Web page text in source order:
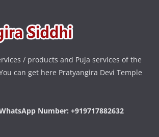
/ products and Puja services of the
can get here Pratyangira Devi Temple
Number: +919717882632